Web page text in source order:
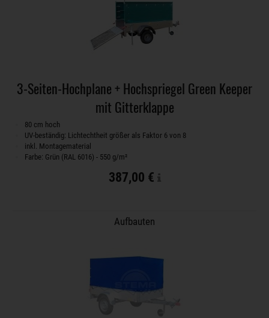
3-Seiten-Hochplane + Hochspriegel Green Keeper
mit Gitterklappe
80 cm hoch
UV-beständig: Lichtechtheit größer als Faktor 6 von 8
inkl. Montagematerial
Farbe: Grün (RAL 6016) - 550 g/m²
387,00 €
Aufbauten